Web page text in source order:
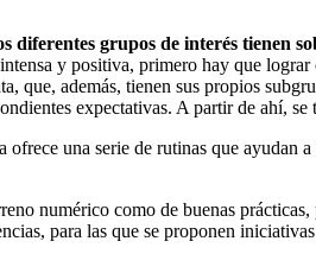
diferentes grupos de interés tienen
y positiva, primero hay que lograr
que, además, tienen sus propios
expectativas. A partir de ahí,
una serie de rutinas que ayudan
numérico como de buenas
para las que se proponen